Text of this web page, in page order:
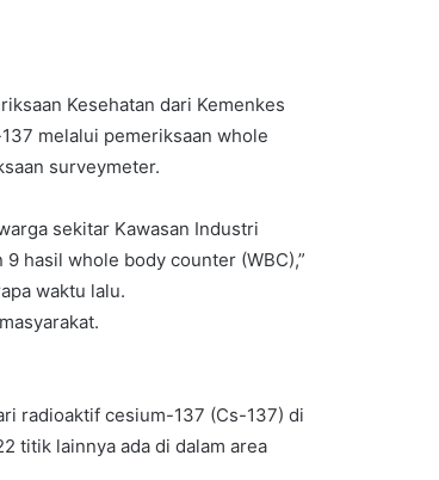
Kesehatan dari Kemenkes
melalui pemeriksaan whole
surveymeter.
sekitar Kawasan Industri
hasil whole body counter (WBC),”
waktu lalu.
radioaktif cesium-137 (Cs-137) di
titik lainnya ada di dalam area